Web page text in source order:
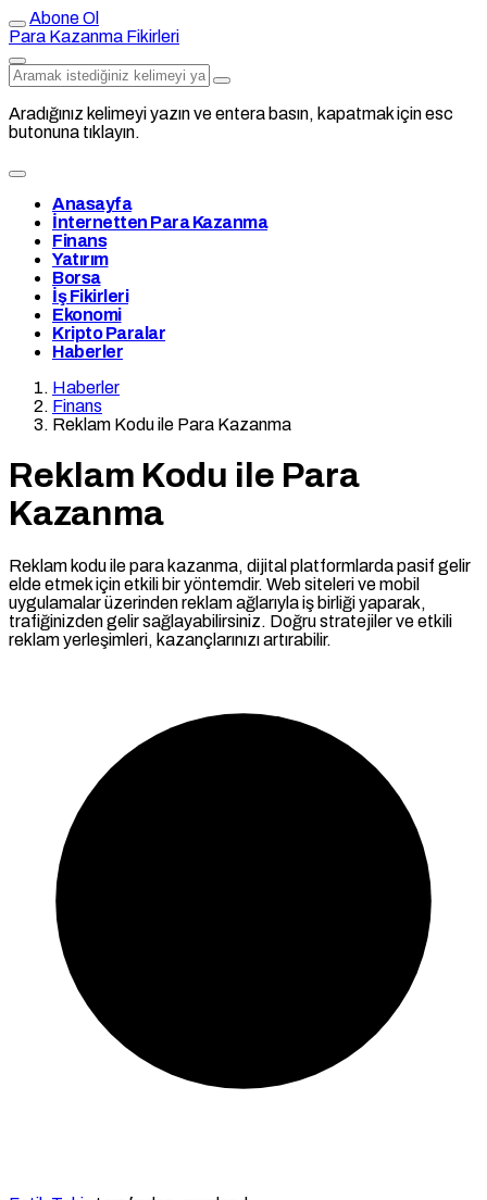
Abone Ol
Para Kazanma Fikirleri
Aradığınız kelimeyi yazın ve entera basın, kapatmak için esc
butonuna tıklayın.
Anasayfa
İnternetten Para Kazanma
Finans
Yatırım
Borsa
İş Fikirleri
Ekonomi
Kripto Paralar
Haberler
Haberler
Finans
Reklam Kodu ile Para Kazanma
Reklam Kodu ile Para
Kazanma
Reklam kodu ile para kazanma, dijital platformlarda pasif gelir
elde etmek için etkili bir yöntemdir. Web siteleri ve mobil
uygulamalar üzerinden reklam ağlarıyla iş birliği yaparak,
trafiğinizden gelir sağlayabilirsiniz. Doğru stratejiler ve etkili
reklam yerleşimleri, kazançlarınızı artırabilir.